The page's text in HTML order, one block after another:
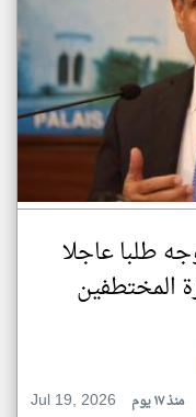
طلبا عاجلا
المختطفين
Jul 19, 2026
منذ ١٧ يوم